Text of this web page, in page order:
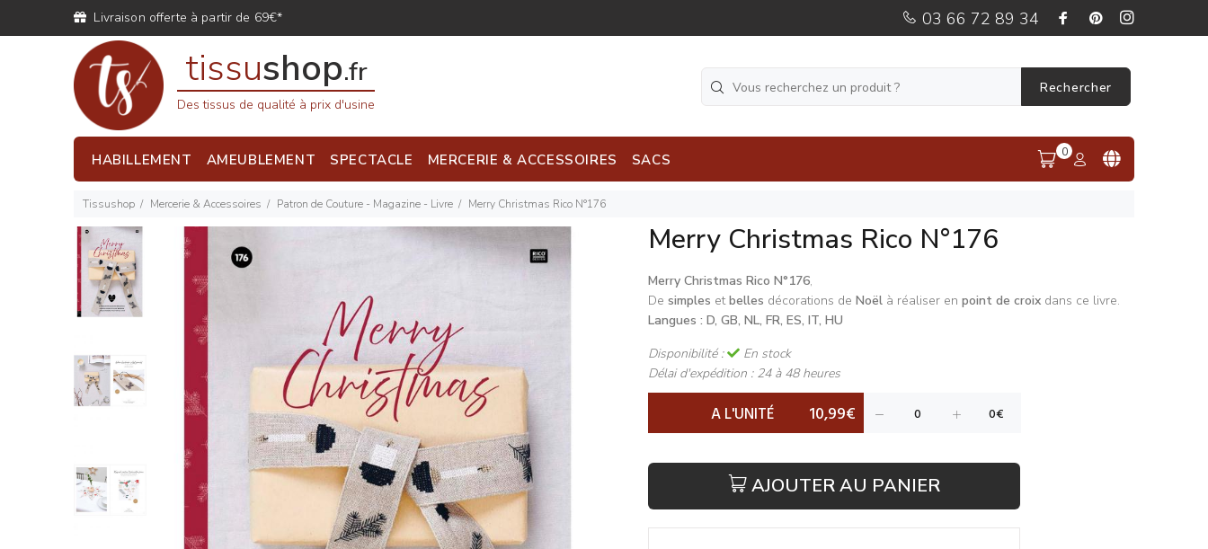
Livraison offerte à partir de 69€* 03 66 72 89 34
tissushop.fr
Des tissus de qualité à prix d'usine
Rechercher
HABILLEMENT AMEUBLEMENT SPECTACLE MERCERIE & ACCESSOIRES SACS 0
Tissushop Mercerie & Accessoires Patron de Couture - Magazine - Livre Merry Christmas Rico N°176
Merry Christmas Rico N°176
Merry Christmas Rico N°176,
De simples etbelles décorations de Noël à réaliser en point de croix dans ce livre.
Langues : D, GB, NL, FR, ES, IT, HU
Disponibilité :
En stock
Délai d'expédition : 24 à 48 heures
A L'UNITÉ 10,99€
AJOUTER AU PANIER